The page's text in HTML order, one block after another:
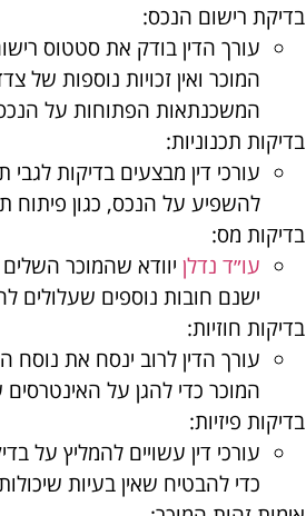
בדיקת רישום הנכס:
עורך הדין בודק את סטטוס
המוכר ואין זכויות נוספות של
המשכנתאות הפתוחות על הנכס
בדיקות תכנוניות:
עורכי דין מבצעים בדיקות לגבי
להשפיע על הנכס, כגון פיתוח
בדיקות מס:
עו״ד נדלן יוודא שהמוכר
ישנם חובות נוספים
בדיקות חוזיות:
עורך הדין לרוב ינסח את נוסח
המוכר כדי להגן על
בדיקות פיזיות:
עורכי דין עשויים להמליץ על
כדי להבטיח שאין בעיות